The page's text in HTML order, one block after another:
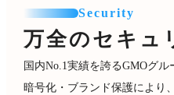
Security
万全のセキュ
国内No.1実績を誇るGMOグ
暗号化・ブランド保護により